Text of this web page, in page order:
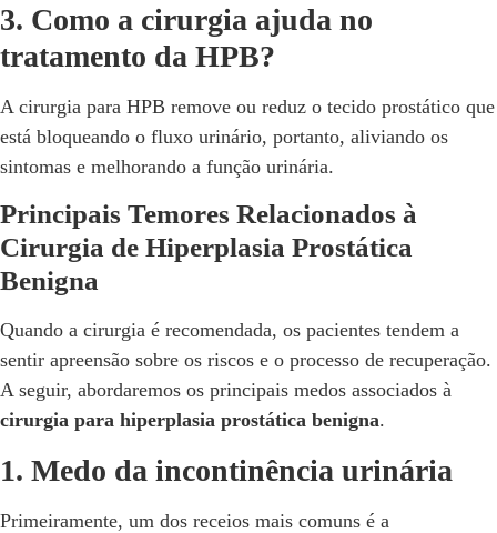
3. Como a cirurgia ajuda no
tratamento da HPB?
A cirurgia para HPB remove ou reduz o tecido prostático que
está bloqueando o fluxo urinário, portanto, aliviando os
sintomas e melhorando a função urinária.
Principais Temores Relacionados à
Cirurgia de Hiperplasia Prostática
Benigna
Quando a cirurgia é recomendada, os pacientes tendem a
sentir apreensão sobre os riscos e o processo de recuperação.
A seguir, abordaremos os principais medos associados à
cirurgia para hiperplasia prostática benigna.
1. Medo da incontinência urinária
Primeiramente, um dos receios mais comuns é a